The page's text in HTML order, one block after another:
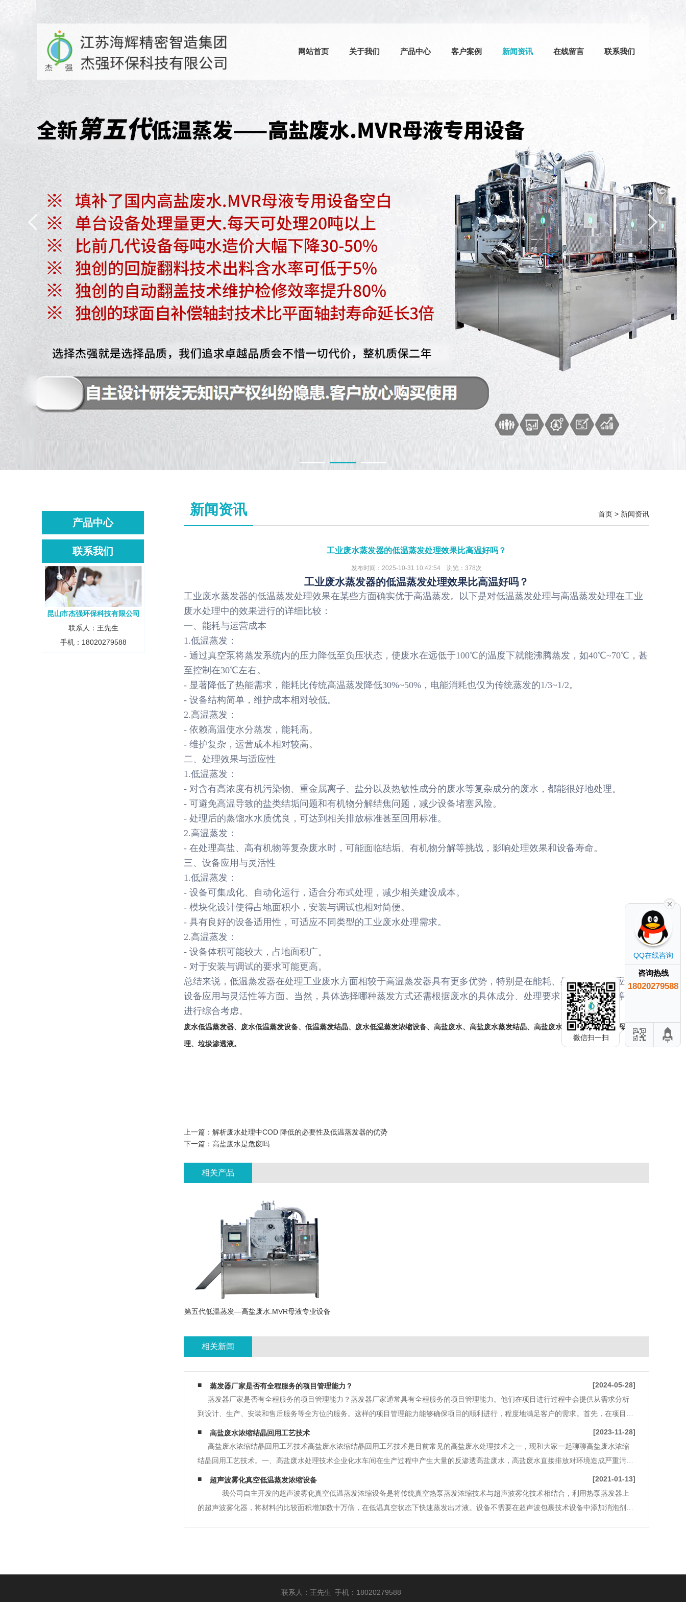
网站首页 关于我们 产品中心 客户案例 新闻资讯 在线留言 联系我们
1 2 3
产品中心
联系我们
昆山市杰强环保科技有限公司
联系人：王先生
手机：18020279588
新闻资讯 首页 > 新闻资讯
工业废水蒸发器的低温蒸发处理效果比高温好吗？
发布时间：2025-10-31 10:42:54 浏览：378次
工业废水蒸发器的低温蒸发处理效果比高温好吗？
工业废水蒸发器的低温蒸发处理效果在某些方面确实优于高温蒸发。以下是对低温蒸发处理与高温蒸发处理在工业
废水处理中的效果进行的详细比较：
一、能耗与运营成本
1.低温蒸发：
- 通过真空泵将蒸发系统内的压力降低至负压状态，使废水在远低于100℃的温度下就能沸腾蒸发，如40℃~70℃，甚
至控制在30℃左右。
- 显著降低了热能需求，能耗比传统高温蒸发降低30%~50%，电能消耗也仅为传统蒸发的1/3~1/2。
- 设备结构简单，维护成本相对较低。
2.高温蒸发：
- 依赖高温使水分蒸发，能耗高。
- 维护复杂，运营成本相对较高。
二、处理效果与适应性
1.低温蒸发：
- 对含有高浓度有机污染物、重金属离子、盐分以及热敏性成分的废水等复杂成分的废水，都能很好地处理。
- 可避免高温导致的盐类结垢问题和有机物分解结焦问题，减少设备堵塞风险。
- 处理后的蒸馏水水质优良，可达到相关排放标准甚至回用标准。
2.高温蒸发：
- 在处理高盐、高有机物等复杂废水时，可能面临结垢、有机物分解等挑战，影响处理效果和设备寿命。
三、设备应用与灵活性
1.低温蒸发：
- 设备可集成化、自动化运行，适合分布式处理，减少相关建设成本。
- 模块化设计使得占地面积小，安装与调试也相对简便。
- 具有良好的设备适用性，可适应不同类型的工业废水处理需求。
2.高温蒸发：
- 设备体积可能较大，占地面积广。
- 对于安装与调试的要求可能更高。
总结来说，低温蒸发器在处理工业废水方面相较于高温蒸发器具有更多优势，特别是在能耗、处理效果与适应性、
设备应用与灵活性等方面。当然，具体选择哪种蒸发方式还需根据废水的具体成分、处理要求以及经济成本等因素
进行综合考虑。
废水低温蒸发器、 废水低温蒸发设备、 低温蒸发结晶、 废水低温蒸发浓缩设备、 高盐废水、 高盐废水蒸发结晶、 高盐废水处理新工艺、Mvr母液处
理、垃圾渗透液。
上一篇： 解析废水处理中COD 降低的必要性及低温蒸发器的优势
下一篇： 高盐废水是危废吗
相关产品
第五代低温蒸发—高盐废水.MVR母液专业设备
相关新闻
蒸发器厂家是否有全程服务的项目管理能力？
[2024-05-28]
蒸发器厂家是否有全程服务的项目管理能力？蒸发器厂家通常具有全程服务的项目管理能力。他们在项目进行过程中会提供从需求分析
到设计、生产、安装和售后服务等全方位的服务。这样的项目管理能力能够确保项目的顺利进行，程度地满足客户的需求。首先，在项目启
动阶段，蒸发器厂家会派遣专业的技术团队与客户进行沟通，了解客户的需求和要求，进行现场调研，制定具体的项目计划。他们会根据客
户的要求和项目的实际情况制定项目进度、
高盐废水浓缩结晶回用工艺技术
[2023-11-28]
高盐废水浓缩结晶回用工艺技术高盐废水浓缩结晶回用工艺技术是目前常见的高盐废水处理技术之一，现和大家一起聊聊高盐废水浓缩
结晶回用工艺技术。一、高盐废水处理技术企业化水车间在生产过程中产生大量的反渗透高盐废水，高盐废水直接排放对环境造成严重污染
及破坏。高盐废水处理技术难度非常高，如何经济有效地处理高盐废水成为技术瓶颈。目前，高盐废水的处理方法主要有蒸馏法、渗透法、
生物处理法、电解法、焚烧法和蒸发结晶法
超声波雾化真空低温蒸发浓缩设备
[2021-01-13]
我公司自主开发的超声波雾化真空低温蒸发浓缩设备是将传统真空热泵蒸发浓缩技术与超声波雾化技术相结合，利用热泵蒸发器上
的超声波雾化器，将材料的比较面积增加数十万倍，在低温真空状态下快速蒸发出才液。设备不需要在超声波包裹技术设备中添加消泡剂和
联系人：王先生 手机：18020279588
QQ在线咨询
咨询热线
18020279588
微信扫一扫